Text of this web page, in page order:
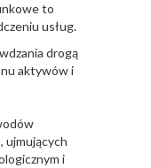
to
usług.
drogą
aktywów i
ujmujących
i